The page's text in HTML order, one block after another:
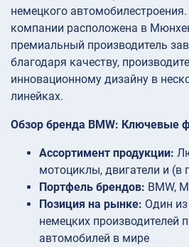
немецкого
компании расположена в
премиальный производитель
благодаря качеству,
инновационному дизайну в
линейках.
Обзор бренда BMW: Ключевые
Ассортимент продукции:
мотоциклы, двигатели и
Портфель брендов: BMW,
Позиция на рынке: Один
немецких производителей
автомобилей в мире